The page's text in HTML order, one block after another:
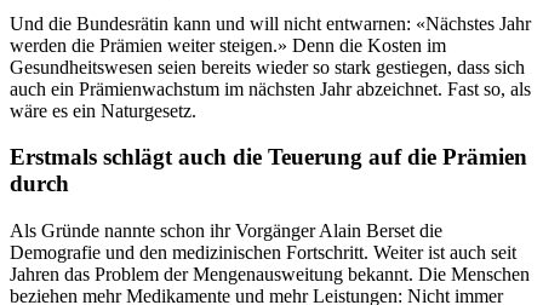
Und die Bundesrätin kann und will nicht entwarnen: «Nächstes Jahr
werden die Prämien weiter steigen.» Denn die Kosten im
Gesundheitswesen seien bereits wieder so stark gestiegen, dass sich
auch ein Prämienwachstum im nächsten Jahr abzeichnet. Fast so, als
wäre es ein Naturgesetz.
Erstmals schlägt auch die Teuerung auf die Prämien
durch
Als Gründe nannte schon ihr Vorgänger Alain Berset die
Demografie und den medizinischen Fortschritt. Weiter ist auch seit
Jahren das Problem der Mengenausweitung bekannt. Die Menschen
beziehen mehr Medikamente und mehr Leistungen: Nicht immer